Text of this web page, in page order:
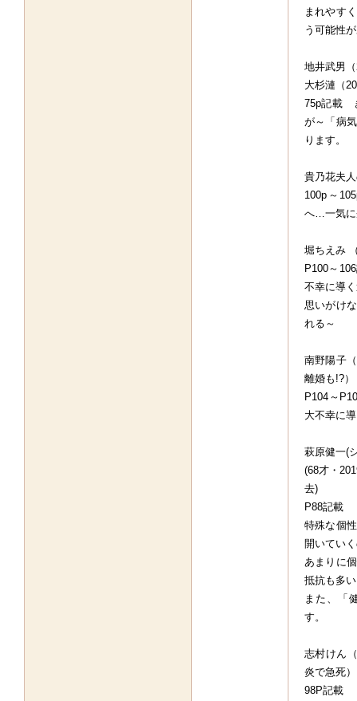
まれやす
う可能性
地井武男
大杉漣（
75p記載
が～「病
ります。
貴乃花夫
100p～
へ…一気に
堀ちえみ
P100～
不幸に導
思いがけ
れる～
南野陽子
離婚も!?）
P104～
大不幸に
萩原健一(
(68才・
去)
P88記載
特殊な個
開いてい
あまりに
抵抗も多
また、「
す。
志村けん
炎で急死）
98P記載